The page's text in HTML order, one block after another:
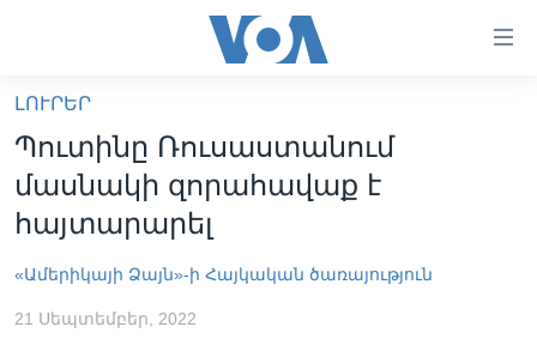
հիմնական
բովանդակությանը
անցնել
բովանդակությանը
բովանդակություն
ԼՈՒՐԵՐ
ՍՓՅՈՒՌՔ
ԼՈՒՐԵՐ
Պուտինը Ռուսաստանում
մասնակի զորահավաք է
հայտարարել
«Ամերիկայի Ձայն»-ի Հայկական ծառայություն
21 Սեպտեմբեր, 2022